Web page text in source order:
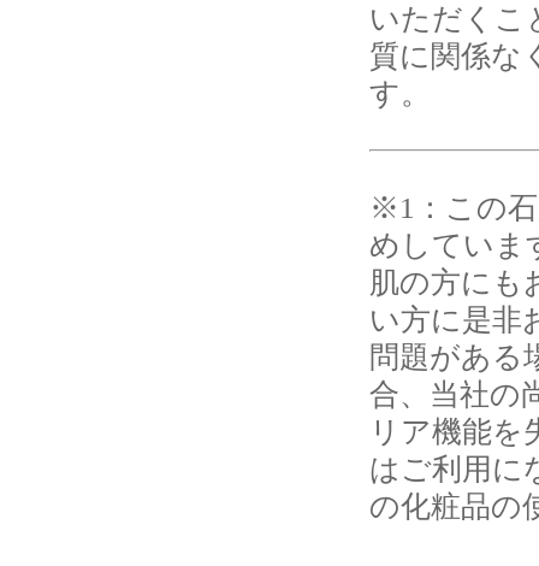
いただくこ
質に関係な
す。
※1：この
めしていま
肌の方にも
い方に是非
問題がある
合、当社の
リア機能を
はご利用に
の化粧品の